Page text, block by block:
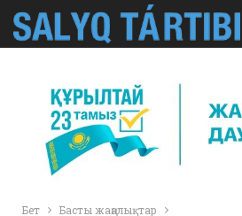
Бет Басты жаңалықтар